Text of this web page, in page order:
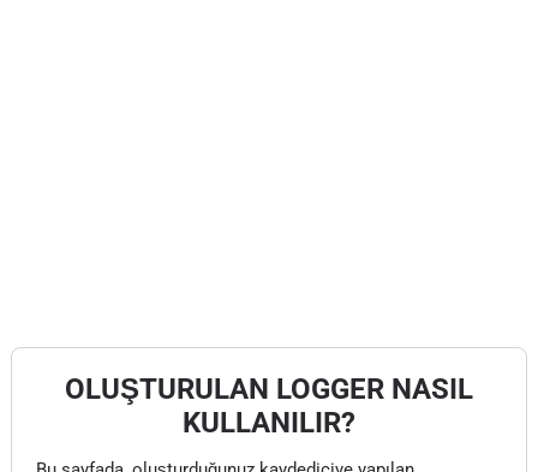
OLUŞTURULAN LOGGER NASIL
KULLANILIR?